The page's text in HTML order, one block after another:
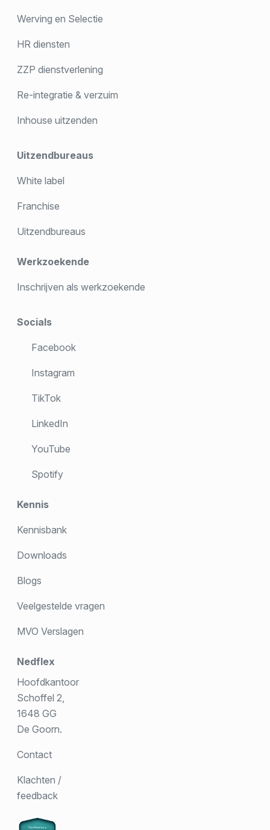
Werving en Selectie
HR diensten
ZZP dienstverlening
Re-integratie & verzuim
Inhouse uitzenden
Uitzendbureaus
White label
Franchise
Uitzendbureaus
Werkzoekende
Inschrijven als werkzoekende
Socials
Facebook
Instagram
TikTok
LinkedIn
YouTube
Spotify
Kennis
Kennisbank
Downloads
Blogs
Veelgestelde vragen
MVO Verslagen
Nedflex
Hoofdkantoor
Schoffel 2,
1648 GG
De Goorn.
Contact
Klachten /
feedback